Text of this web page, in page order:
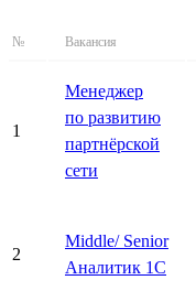
№ Вакансия
1
Менеджер
по развитию
партнёрской
сети
2
Middle/ Senior
Аналитик 1С